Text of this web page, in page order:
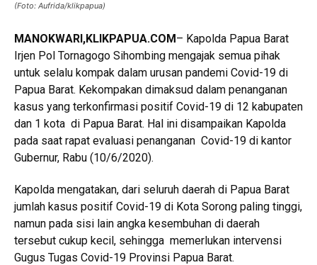
(Foto: Aufrida/klikpapua)
MANOKWARI,KLIKPAPUA.COM– Kapolda Papua Barat
Irjen Pol Tornagogo Sihombing mengajak semua pihak
untuk selalu kompak dalam urusan pandemi Covid-19 di
Papua Barat. Kekompakan dimaksud dalam penanganan
kasus yang terkonfirmasi positif Covid-19 di 12 kabupaten
dan 1 kota di Papua Barat. Hal ini disampaikan Kapolda
pada saat rapat evaluasi penanganan Covid-19 di kantor
Gubernur, Rabu (10/6/2020).
Kapolda mengatakan, dari seluruh daerah di Papua Barat
jumlah kasus positif Covid-19 di Kota Sorong paling tinggi,
namun pada sisi lain angka kesembuhan di daerah
tersebut cukup kecil, sehingga memerlukan intervensi
Gugus Tugas Covid-19 Provinsi Papua Barat.